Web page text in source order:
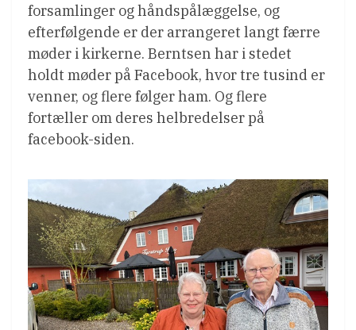
forsamlinger og håndspålæggelse, og
efterfølgende er der arrangeret langt færre
møder i kirkerne. Berntsen har i stedet
holdt møder på Facebook, hvor tre tusind er
venner, og flere følger ham. Og flere
fortæller om deres helbredelser på
facebook-siden.